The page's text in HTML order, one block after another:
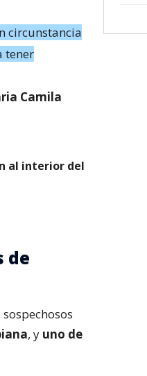
circunstancia
tener
Camila
al interior del
de
, y uno de